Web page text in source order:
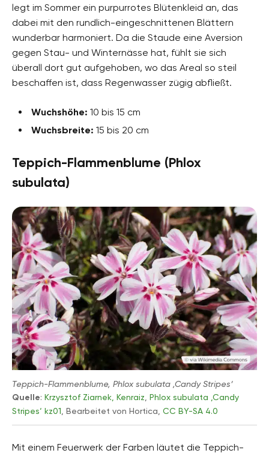
legt im Sommer ein purpurrotes Blütenkleid an, das
dabei mit den rundlich-eingeschnittenen Blättern
wunderbar harmoniert. Da die Staude eine Aversion
gegen Stau- und Winternässe hat, fühlt sie sich
überall dort gut aufgehoben, wo das Areal so steil
beschaffen ist, dass Regenwasser zügig abfließt.
Wuchshöhe: 10 bis 15 cm
Wuchsbreite: 15 bis 20 cm
Teppich-Flammenblume (Phlox
subulata)
Teppich-Flammenblume, Phlox subulata ‚Candy Stripes‘
Quelle: Krzysztof Ziarnek, Kenraiz, Phlox subulata ‚Candy
Stripes‘ kz01, Bearbeitet von Hortica, CC BY-SA 4.0
Mit einem Feuerwerk der Farben läutet die Teppich-